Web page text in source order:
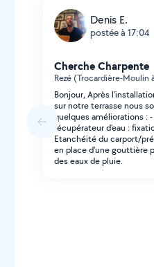
Denis E.
postée à 17:04
Cherche Charpente
Rezé (Trocardière-Moulin
Bonjour, Après
sur notre terrasse nous
quelques améliorations :
récupérateur d'eau :
Etanchéité du carport/
en place d'une gouttière
des eaux de pluie.